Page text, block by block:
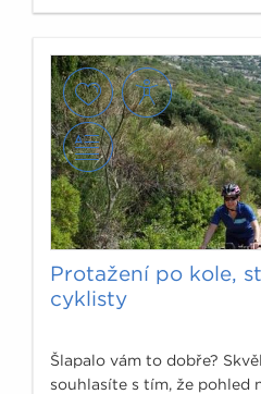
Protažení po kole,
cyklisty
Šlapalo vám to dobře?
souhlasíte s tím, že pohled